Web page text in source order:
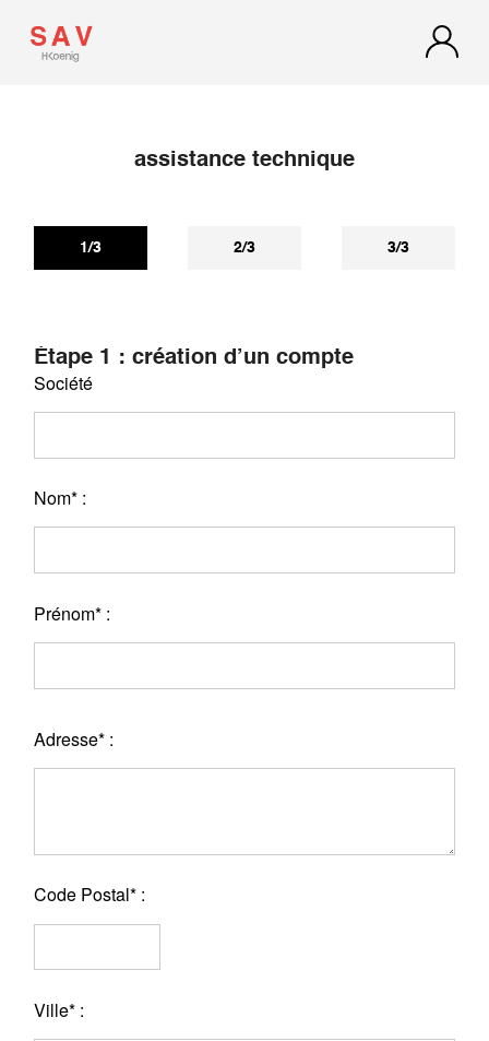
assistance technique
1/3 2/3 3/3
Étape 1 : création d’un compte
Société
Nom* :
Prénom* :
Adresse* :
Code Postal* :
Ville* :